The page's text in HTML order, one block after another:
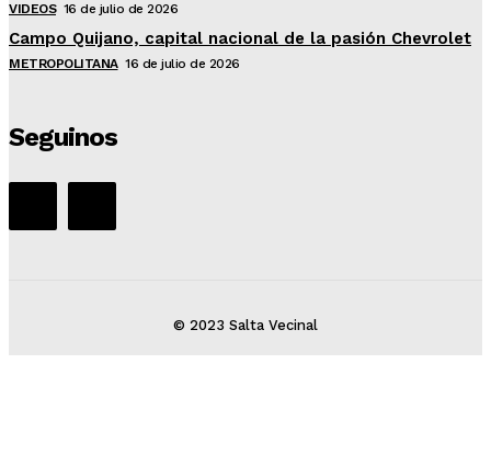
VIDEOS 16 de julio de 2026
Campo Quijano, capital nacional de la pasión Chevrolet
METROPOLITANA 16 de julio de 2026
Seguinos
© 2023 Salta Vecinal